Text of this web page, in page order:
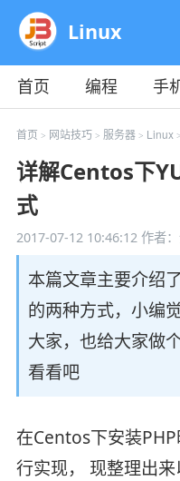
Linux
首页 编程 手
教程
平面 服
首页 > 网站技巧 > 服务器> Linux>
详解Centos下
式
2017-07-12 10:46:12作者
本篇文章主要介绍
的两种方式，小编
大家，也给大家做
看看吧
在Centos下安装
行实现， 现整理出来